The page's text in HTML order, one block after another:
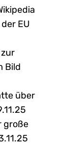
EU
Bild
über
große